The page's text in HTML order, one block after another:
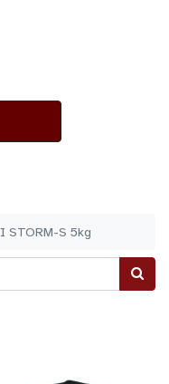
STORM-S 5kg